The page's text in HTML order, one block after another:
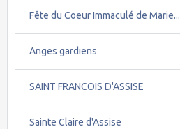
Fête du Coeur Immaculé de
Anges gardiens
SAINT FRANCOIS D'ASSISE
Sainte Claire d'Assise